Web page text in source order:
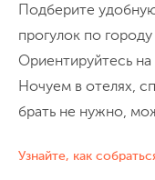
старой
к
она
лес,
мест
После
Подберите
прогулок по
Ориентируйтесь на
Ночуем в отелях,
брать не нужно,
Узнайте, как